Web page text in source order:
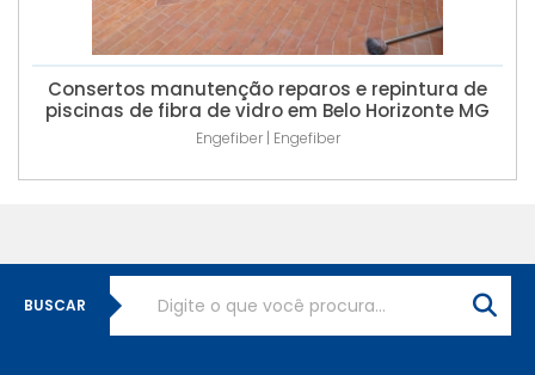
Consertos manutenção reparos e repintura de
piscinas de fibra de vidro em Belo Horizonte MG
Engefiber | Engefiber
BUSCAR